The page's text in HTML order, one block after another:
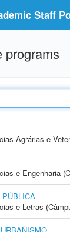
Staff
programs
Agrárias e
e Engenharia
e Letras